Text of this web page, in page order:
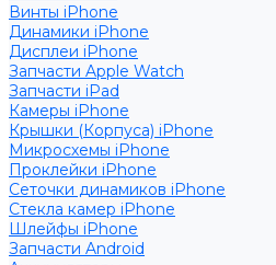
Винты iPhone
Динамики iPhone
Дисплеи iPhone
Запчасти Apple Watch
Запчасти iPad
Камеры iPhone
Крышки (Корпуса) iPhone
Микросхемы iPhone
Проклейки iPhone
Сеточки динамиков iPhone
Стекла камер iPhone
Шлейфы iPhone
Запчасти Android